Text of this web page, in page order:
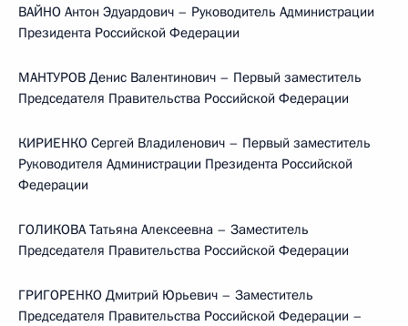
ВАЙНО Антон Эдуардович – Руководитель Администрации
Президента Российской Федерации
МАНТУРОВ Денис Валентинович – Первый заместитель
Председателя Правительства Российской Федерации
КИРИЕНКО Сергей Владиленович – Первый заместитель
Руководителя Администрации Президента Российской
Федерации
ГОЛИКОВА Татьяна Алексеевна – Заместитель
Председателя Правительства Российской Федерации
ГРИГОРЕНКО Дмитрий Юрьевич – Заместитель
Председателя Правительства Российской Федерации –